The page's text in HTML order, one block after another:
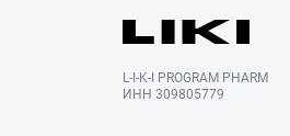
L-I-K-I PROGRAM PHARM
ИНН 309805779